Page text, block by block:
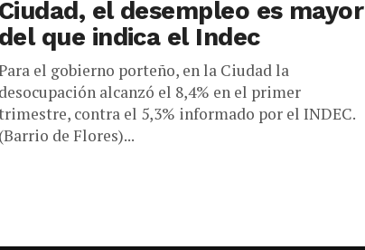
Ciudad, el desempleo es mayor
del que indica el Indec
el gobierno porteño, en la Ciudad la
desocupación alcanzó el 8,4% en el primer
contra el 5,3% informado por el INDEC.
(Barrio de Flores)...